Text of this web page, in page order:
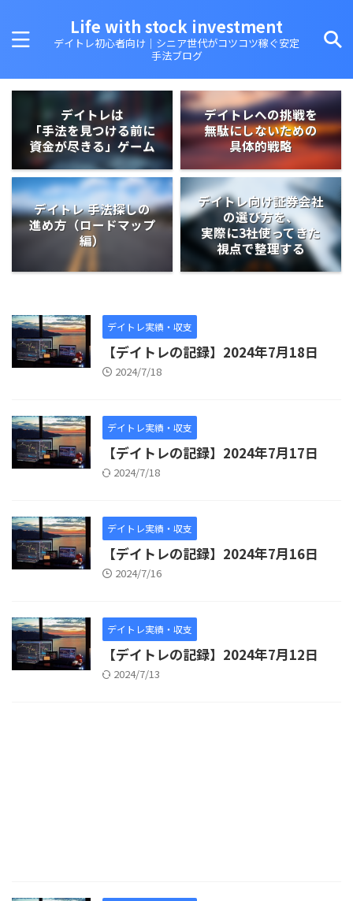
Life with stock investment
デイトレ初心者向け｜シニア世代がコツコツ稼ぐ安定
手法ブログ
デイトレは
「手法を見つける前に
資金が尽きる」ゲーム
デイトレへの挑戦を
無駄にしないための
具体的戦略
デイトレ 手法探しの
進め方（ロードマップ
編）
デイトレ向け証券会社
の選び方を、
実際に3社使ってきた
視点で整理する
デイトレ実績・収支
【デイトレの記録】2024年7月18日
2024/7/18
デイトレ実績・収支
【デイトレの記録】2024年7月17日
2024/7/18
デイトレ実績・収支
【デイトレの記録】2024年7月16日
2024/7/16
デイトレ実績・収支
【デイトレの記録】2024年7月12日
2024/7/13